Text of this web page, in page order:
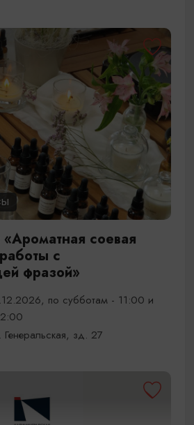
соевая
с
фразой»
по субботам - 11:00 и
зд. 27